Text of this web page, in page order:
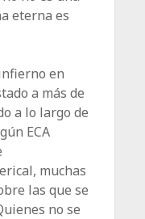
eterna es
en
a más de
a lo largo de
ECA
muchas
las que se
no se